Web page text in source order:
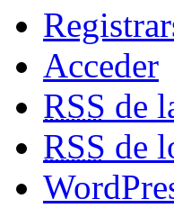
Acceder
RSS de
RSS de